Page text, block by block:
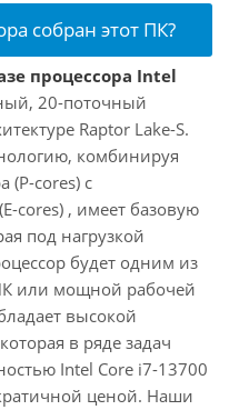
собран этот ПК?
процессора Intel
20-поточный
Raptor Lake-S.
комбинируя
(P-cores) с
cores) , имеет базовую
под нагрузкой
будет одним из
или мощной рабочей
высокой
в ряде задач
Intel Core i7-13700
ценой. Наши